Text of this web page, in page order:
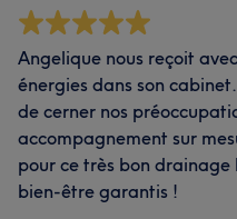
Angelique nous reçoit
énergies dans son
de cerner nos
accompagnement sur
pour ce très bon
bien-être garantis !